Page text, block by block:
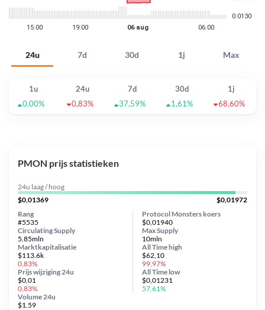
24u 7d 30d 1j Max
1u 24u 7d 30d
1j
0,00%
0,83% 37,59% 1,61% 68,60%
PMON prijs statistieken
24u laag / hoog
$0,01369
$0,01972
Protocol Monsters koers
$0,01940
Circulating Supply
5.85mln
Prijs wijziging 24u
$0,01
0,83%
Max Supply
10mln
Marktkapitalisatie
$113.6k
0,83%
Volume 24u
$1.59
Rang
#5535
All Timehigh
$62,10
99,97%
All Time low
$0,01231
57,61%